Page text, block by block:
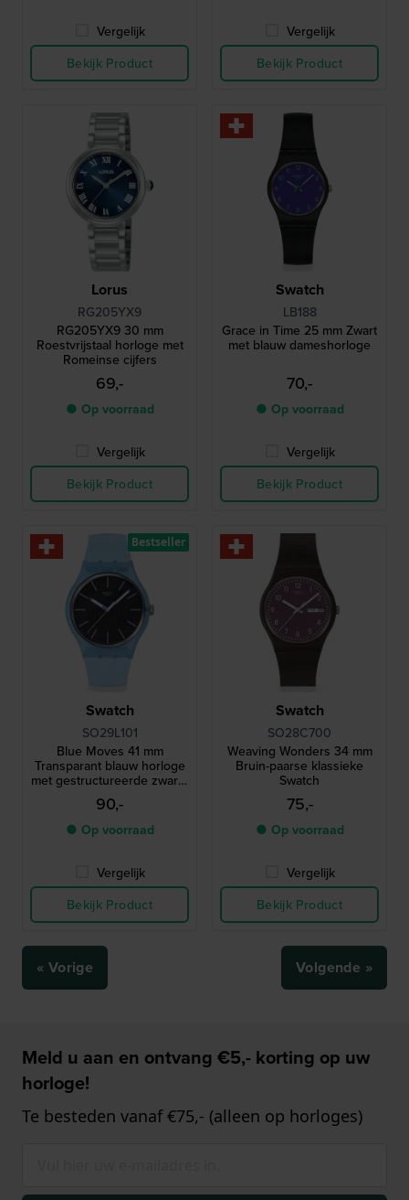
Vergelijk
Bekijk Product
Vergelijk
Bekijk Product
Lorus
RG205YX9
RG205YX9 30 mm
Roestvrijstaal horloge met
Romeinse cijfers
69,-
● Op voorraad
Vergelijk
Bekijk Product
Swatch
LB188
Grace in Time 25 mm Zwart
met blauw dameshorloge
70,-
● Op voorraad
Vergelijk
Bekijk Product
Swatch
SO29L101
Blue Moves 41 mm
Transparant blauw horloge
met gestructureerde zwarte
wijzerplaat
90,-
● Op voorraad
Vergelijk
Bekijk Product
Bestseller
Swatch
SO28C700
Weaving Wonders 34 mm
Bruin-paarse klassieke
Swatch
75,-
● Op voorraad
Vergelijk
Bekijk Product
« Vorige Volgende »
Meld u aan en ontvang €5,- korting op uw
horloge!
Te besteden vanaf €75,- (alleen op horloges)